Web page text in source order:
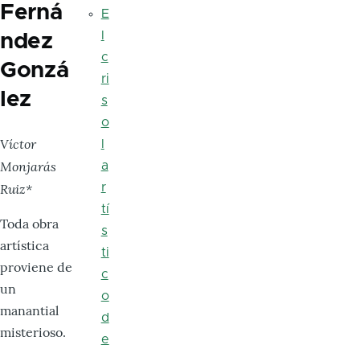
Ferná
ndez
Gonzá
lez
Víctor
Monjarás
Ruiz*
Toda obra
artística
proviene de
un
manantial
misterioso.
E
c
ri
s
o
a
r
tí
s
ti
c
o
d
e